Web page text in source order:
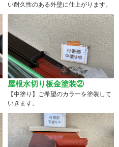
い耐久性のある外壁に仕上がります。
屋根水切り板金塗装②
【中塗り】ご希望のカラーを塗装して
いきます。